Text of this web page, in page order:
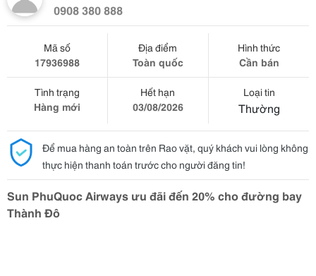
0908 380 888
Mã số
17936988
Địa điểm
Toàn quốc
Hình thức
Cần bán
Tình trạng
Hàng mới
Hết hạn
03/08/2026
Loại tin
Thường
Để mua hàng an toàn trên Rao vặt, quý khách vui lòng không
thực hiện thanh toán trước cho người đăng tin!
Sun PhuQuoc Airways ưu đãi đến 20% cho đường bay
Thành Đô